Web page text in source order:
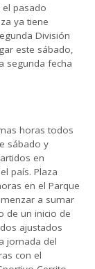
pasado
ya tiene
División
este sábado,
segunda fecha
horas todos
sábado y
en
país. Plaza
en el Parque
a sumar
de un inicio de
ajustados
jornada del
con el